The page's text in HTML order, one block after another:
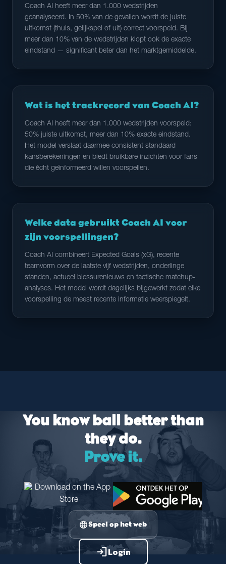
Coach AI heeft meer dan 1.000 wedstrijden
geanalyseerd. In 50% van de gevallen wordt de juiste
uitkomst (thuis, gelijkspel of uit) correct voorspeld. Bij
meer dan 10% van de wedstrijden klopt ook de exacte
eindstand — significant beter dan het marktgemiddelde.
Wat is het trackrecord van Coach AI?
Coach AI heeft meer dan 1.000 wedstrijden voorspeld:
50% juiste uitkomst, meer dan 10% exacte eindstand.
Het model verslaat daarmee consistent standaard
kansberekeningen en biedt bruikbare inzichten voor fans
die écht geïnformeerd willen voorspellen.
Welke data gebruikt Coach AI voor
zijn voorspellingen?
Coach AI combineert Expected Goals (xG), recente
teamvorm over de laatste vijf wedstrijden, onderlinge
standen, actueel blessurenieuws en tactische matchup-
analyses. Het model wordt dagelijks bijgewerkt zodat elke
voorspelling de meest recente informatie weerspiegelt.
You know ball better than
they do.
Prove it.
languageSpeel op het web
loginLogin